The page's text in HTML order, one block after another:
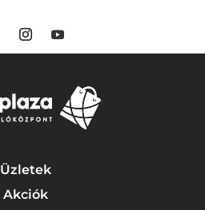
Üzletek
Akciók